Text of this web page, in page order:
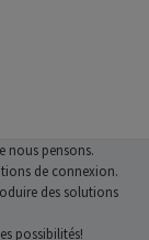
nous pensons.
de connexion.
des solutions
possibilités!